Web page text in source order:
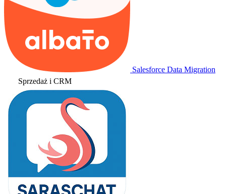
Salesforce Data Migration
Sprzedaż i CRM